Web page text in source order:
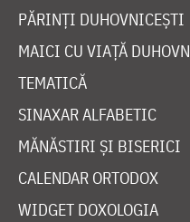
PĂRINȚI DUHOVNICEȘTI
MAICI CU VIAȚĂ
TEMATICĂ
SINAXAR ALFABETIC
MĂNĂSTIRI ȘI BISERICI
CALENDAR ORTODOX
WIDGET DOXOLOGIA